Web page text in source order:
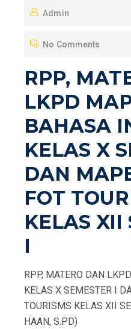
S
E
O
N
Admin
No Comments
RPP,
LKPD
BAHASA
KELAS X
DAN
FOT
KELAS XII
I
RPP, MATERO DAN
KELAS X SEMESTER I
TOURISMS KELAS XII
HAAN, S.PD)